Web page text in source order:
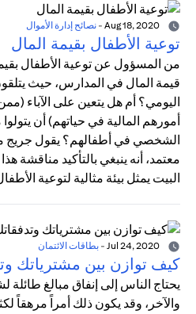
- نصائح إدارة الأموال
توعية الأطفال بقيمة المال
من المسؤول عن توعية الأطفال
قيمة المال في المدارس، حيث
اليومي؟ أم هل يتعين على الآباء
أمورهم المالية في حياتهم) أن
الشخصي في أطفالهم؟ يقول
معتمد، أنه ينبغي بالتأكيد مناقشة
البيت يمثل بيئة مثالية لتوعية
- بطاقات الائتمان
كيف توازن بين مشترياتك
يحتاج الناس إلى إنفاق مبالغ طائلة
والآخر، وقد يكون ذلك أمراً مرهقاً